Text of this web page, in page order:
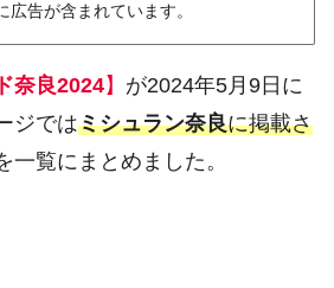
広告が含まれています。
奈良2024】 が2024年5月9日に
ジではミシュラン奈良に掲載さ
一覧にまとめました。